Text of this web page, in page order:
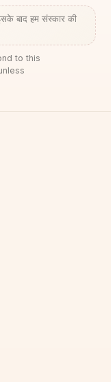
बाद हम संस्कार की
to this